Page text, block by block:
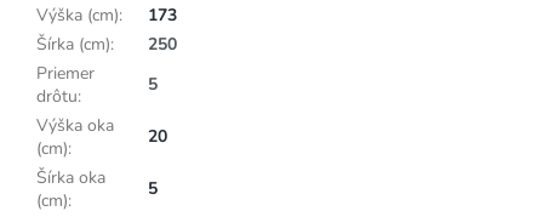
Výška (cm):
173
Šírka (cm):
250
Priemer
drôtu:
5
Výška oka
(cm):
20
Šírka oka
(cm):
5